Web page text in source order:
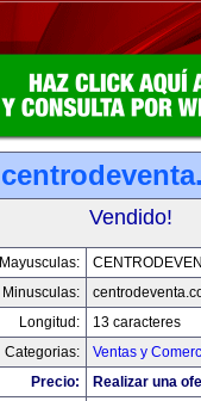
Vendido!
Mayusculas:
Minusculas:
Longitud:
13 caracteres
Categorias:
Ventas y
Precio:
Realizar una